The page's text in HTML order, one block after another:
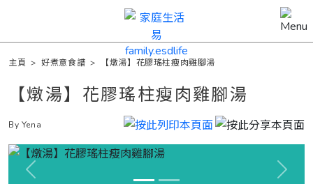
主頁 >好煮意食譜 > 【燉湯】花膠瑤柱瘦肉雞腳湯
【燉湯】花膠瑤柱瘦肉雞腳湯
By Yena
Previous Next